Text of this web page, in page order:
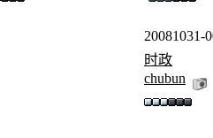
20081031-
时政
chubun